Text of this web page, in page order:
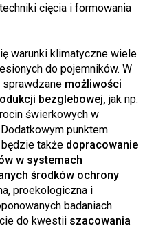
cięcia i formowania
warunki klimatyczne wiele
do pojemników. W
sprawdzane możliwości
bezglebowej, jak np.
świerkowych w
punktem
także dopracowanie
w systemach
środków ochrony
proekologiczna i
badaniach
do kwestii szacowania